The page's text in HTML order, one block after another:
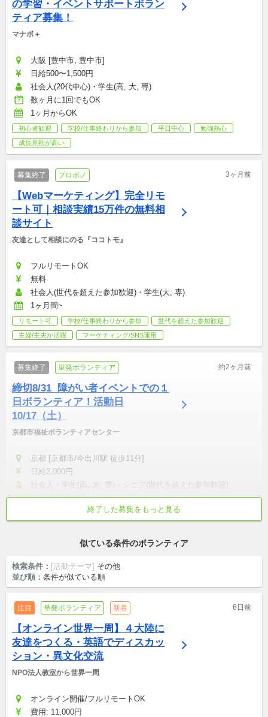
の学習・イベントサポートボラン
ティア募集！
マナボ＋
大阪 [豊中市, 豊中市]
日給500〜1,500円
社会人(20代中心)・学生(高, 大, 専)
数ヶ月に1回でもOK
1ヶ月からOK
初心者歓迎 学校/仕事終わりから参加 平日中心
勉強熱心
成長意欲が高い
募集終了 プロボノ 3ヶ月前
【Webマーケティング】完全リモ
ート可｜相談実績15万件の無料相
談サイト
友達として相談にのる『ココトモ』
フルリモートOK
無料
社会人(世代を超えた参加歓迎)・学生(大, 専)
1ヶ月間~
リモート可 学校/仕事終わりから参加
世代を超えた参加歓迎
主婦/主夫が活躍
マーケティング/SNS運用
募集終了 単発ボランティア 約2ヶ月前
締切8/31  障がい者イベントでの１
日ボランティア！活動日
10/17（土）
京都市福祉ボランティアセンター
京都 [京都市/今出川駅 徒歩11分]
日給2,000円
社会人・学生(高, 大, 専)・シニア(世代を超えた参加歓迎)
2026年10月17日(土)
土日中心 交通費支給
世代を超えた参加歓迎
終了した募集をもっと見る
似ている条件のボランティア
検索条件： [活動テーマ] その他
並び順： 条件が似ている順
注目 単発ボランティア 新着 6日前
【オンライン世界一周】４大陸に
友達をつくる・英語でディスカッ
ション・異文化交流
NPO法人教室から世界一周
オンライン開催/フルリモートOK
費用: 11,000円